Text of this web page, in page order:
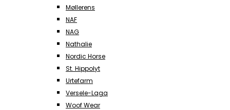
Møllerens
NAF
NAG
Nathalie
Nordic Horse
St. Hippolyt
Urtefarm
Versele-Laga
Woof Wear